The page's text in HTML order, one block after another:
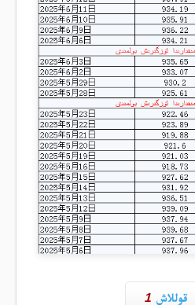
قوللاش 1